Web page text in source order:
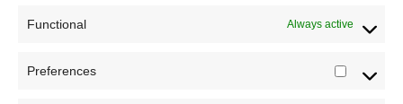
Functional Always active
Preferences